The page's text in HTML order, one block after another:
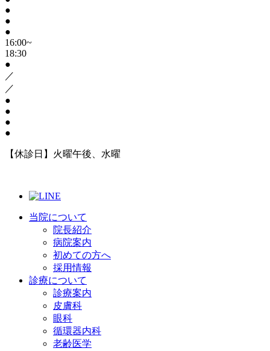
●
●
●
16:00~
18:30
●
／
／
●
●
●
●
【休診日】火曜午後、水曜
当院について
院長紹介
病院案内
初めての方へ
採用情報
診療について
診療案内
皮膚科
眼科
循環器内科
老齢医学